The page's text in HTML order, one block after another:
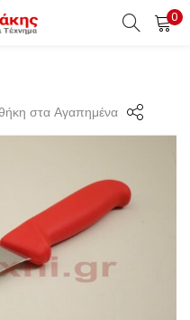
0
στα Αγαπημένα